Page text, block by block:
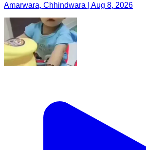
Amarwara, Chhindwara | Aug 8, 2026